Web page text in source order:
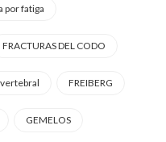
por fatiga
FRACTURAS DEL CODO
FREIBERG
GEMELOS